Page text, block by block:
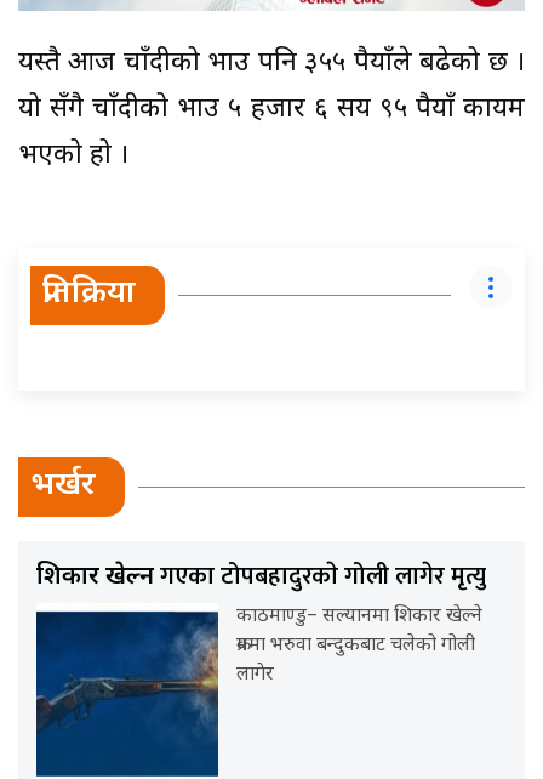
यस्तै आज चाँदीको भाउ पनि ३५५ रुपैयाँले बढेको छ ।
यो सँगै चाँदीको भाउ ५ हजार ६ सय ९५ रुपैयाँ कायम
भएको हो ।
प्रतिक्रिया
भर्खर
शिकार खेल्नगएका टोपबहादुरकाे गोली लागेर मृत्यु
काठमाण्डु– सल्यानमा शिकार खेल्ने
क्रममा भरुवा बन्दुकबाट चलेको गोली
लागेर